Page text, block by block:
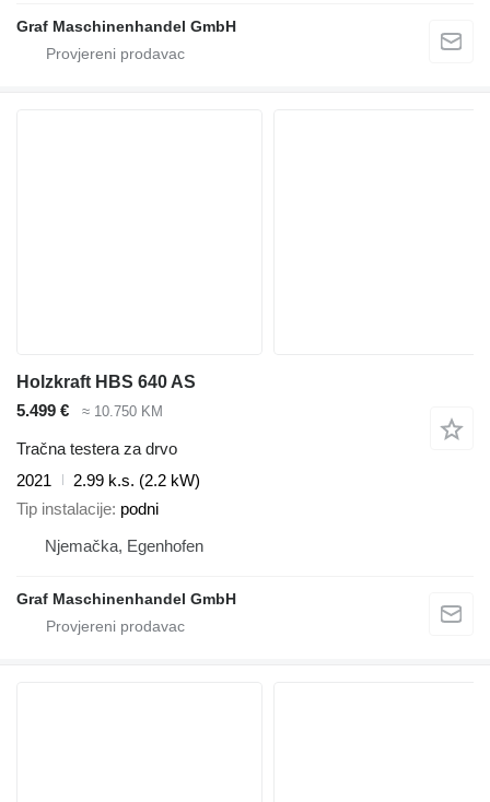
Graf Maschinenhandel GmbH
Holzkraft HBS 640 AS
5.499 €
≈ 10.750 KM
Tračna testera za drvo
2021
2.99 k.s. (2.2 kW)
Tip instalacije podni
Njemačka, Egenhofen
Graf Maschinenhandel GmbH